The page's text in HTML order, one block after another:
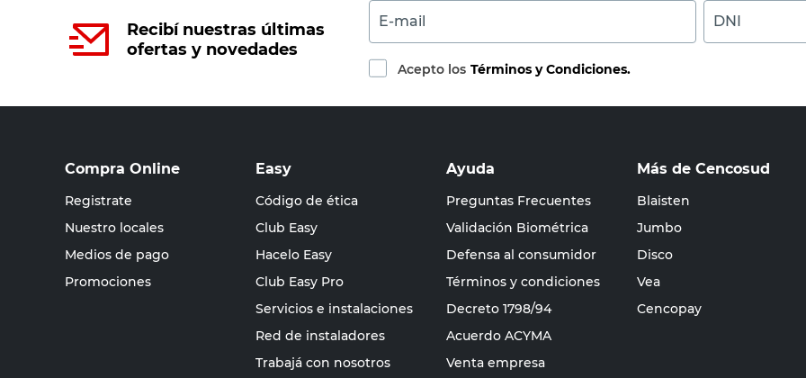
Recibí nuestras últimas
ofertas y novedades
E-mail DNI
Acepto los Términos y Condiciones.
Compra Online
Registrate
Nuestro locales
Medios de pago
Promociones
Easy
Código de ética
Club Easy
Hacelo Easy
Club Easy Pro
Servicios e instalaciones
Red de instaladores
Trabajá con nosotros
Ayuda
Preguntas Frecuentes
Validación Biométrica
Defensa al consumidor
Términos y condiciones
Decreto 1798/94
Acuerdo ACYMA
Venta empresa
Más de Cencosud
Blaisten
Jumbo
Disco
Vea
Cencopay